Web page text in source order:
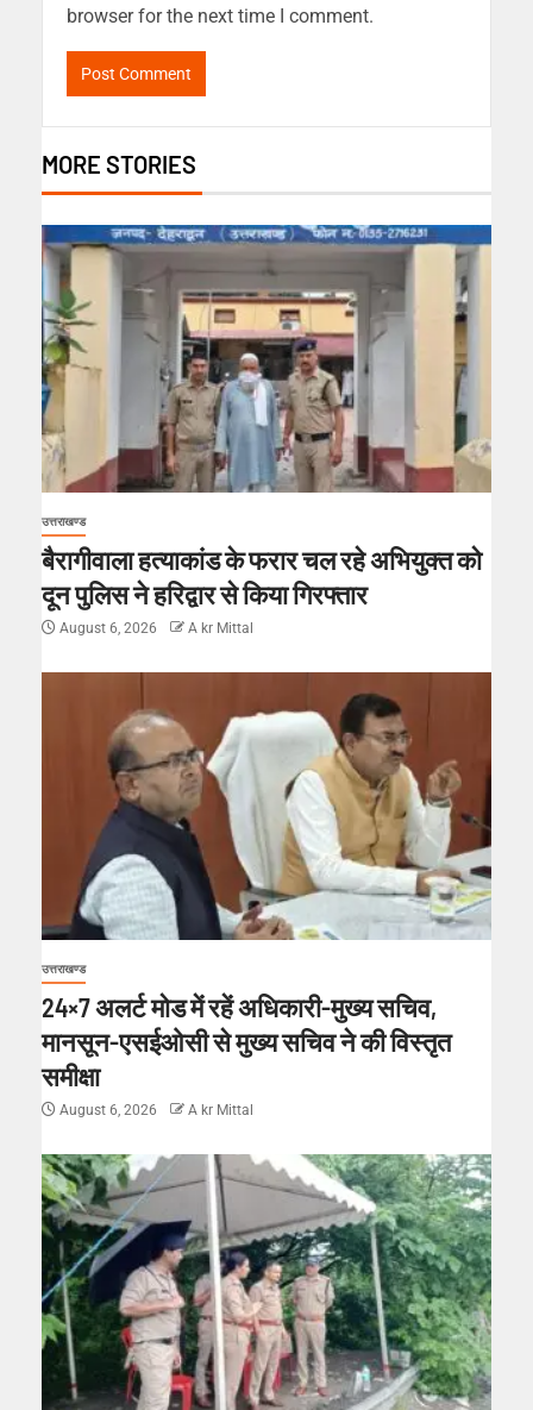
browser for the next time I comment.
MORE STORIES
उत्तराखण्ड
बैरागीवाला हत्याकांड के फरार चल रहे अभियुक्त को
दून पुलिस ने हरिद्वार से किया गिरफ्तार
August 6, 2026 A kr Mittal
उत्तराखण्ड
24×7 अलर्ट मोड में रहें अधिकारी-मुख्य सचिव,
मानसून-एसईओसी से मुख्य सचिव ने की विस्तृत
समीक्षा
August 6, 2026 A kr Mittal